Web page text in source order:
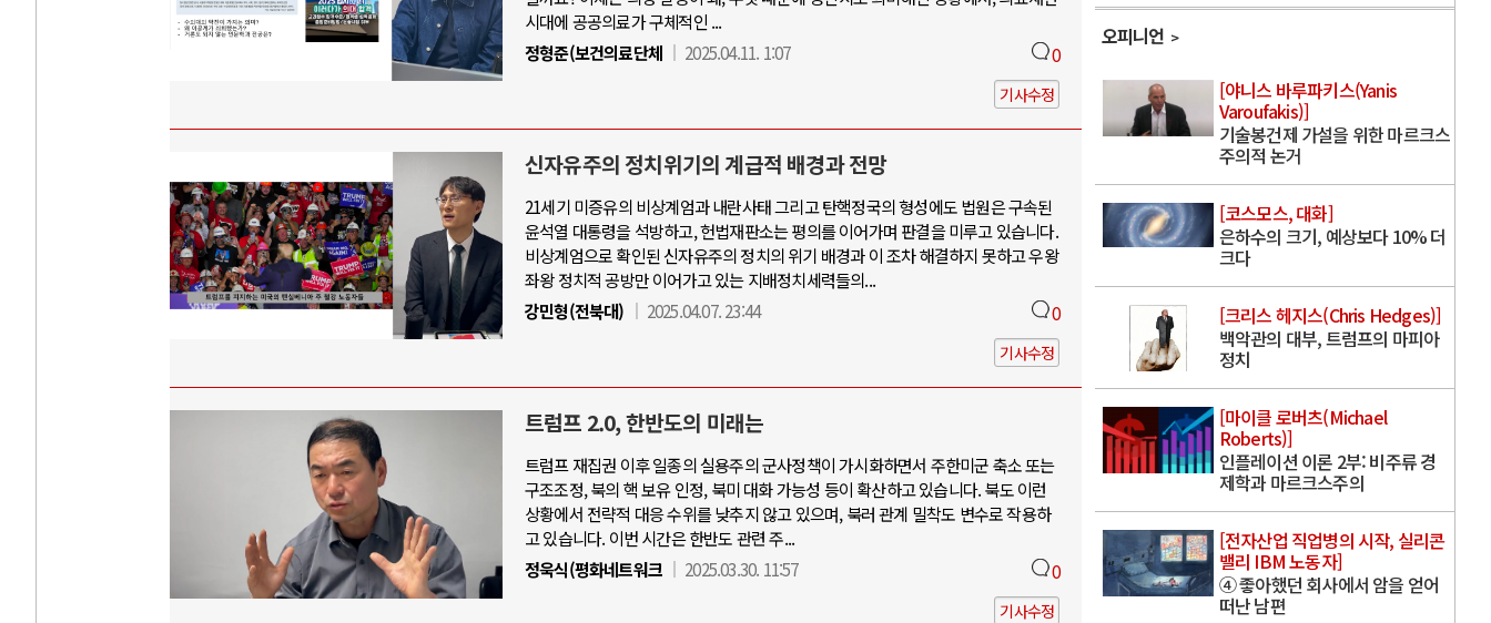
시대에 공공의료가 구체적인 ...
정형준(보건의료단체
2025.04.11. 1:07 0
기사수정
신자유주의 정치위기의 계급적 배경과 전망
21세기 미증유의 비상계엄과 내란사태 그리고 탄핵정국의 형성에도 법원은 구속된
윤석열 대통령을 석방하고, 헌법재판소는 평의를 이어가며 판결을 미루고 있습니다.
비상계엄으로 확인된 신자유주의 정치의 위기 배경과 이 조차 해결하지 못하고 우왕
좌왕 정치적 공방만 이어가고 있는 지배정치세력들의...
강민형(전북대)
2025.04.07. 23:44 0
기사수정
트럼프 2.0, 한반도의 미래는
트럼프 재집권 이후 일종의 실용주의 군사정책이 가시화하면서 주한미군 축소 또는
구조조정, 북의 핵 보유 인정, 북미 대화 가능성 등이 확산하고 있습니다. 북도 이런
상황에서 전략적 대응 수위를 낮추지 않고 있으며, 북러 관계 밀착도 변수로 작용하
고 있습니다. 이번 시간은 한반도 관련 주...
정욱식(평화네트워크
2025.03.30. 11:57 0
기사수정
오피니언
[야니스 바루파키스(Yanis
Varoufakis)]
기술봉건제 가설을 위한 마르크스
주의적 논거
[코스모스, 대화]
은하수의 크기, 예상보다 10% 더
크다
[크리스 헤지스(Chris Hedges)]
백악관의 대부, 트럼프의 마피아
정치
[마이클 로버츠(Michael
Roberts)]
인플레이션 이론 2부: 비주류 경
제학과 마르크스주의
[전자산업 직업병의 시작, 실리콘
밸리 IBM 노동자]
④ 좋아했던 회사에서 암을 얻어
떠난 남편